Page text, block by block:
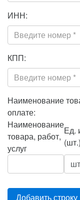
ИНН:
КПП:
Наименование
оплате:
Наименование
товара, работ,
услуг
Ед.
(шт.)
Добавить строку